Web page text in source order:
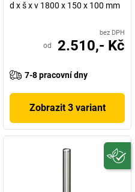
d x š x v 1800 x 150 x 100 mm
bez DPH
od 2.510,- Kč
7-8 pracovní dny
Zobrazit 3 variant